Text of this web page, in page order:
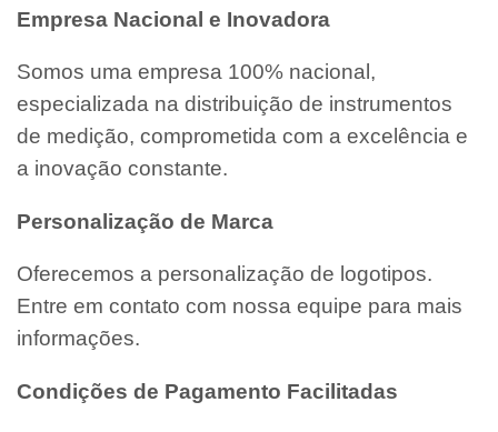
Empresa Nacional e Inovadora
Somos uma empresa 100% nacional,
especializada na distribuição de instrumentos
de medição, comprometida com a excelência e
a inovação constante.
Personalização de Marca
Oferecemos a personalização de logotipos.
Entre em contato com nossa equipe para mais
informações.
Condições de Pagamento Facilitadas